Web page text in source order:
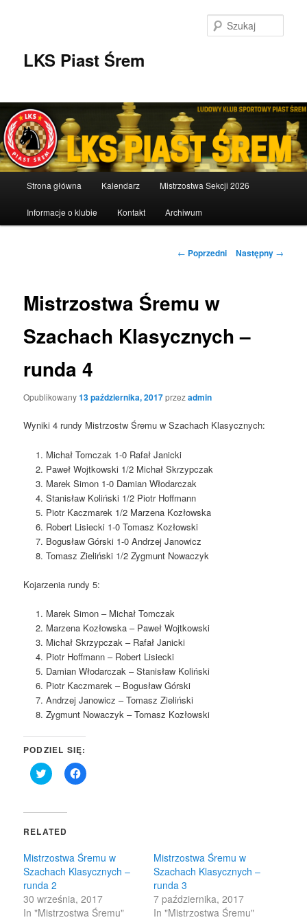
LKS Piast Śrem
Strona główna Kalendarz Mistrzostwa Sekcji 2026
Informacje o klubie Kontakt Archiwum
Nawigacja
← Poprzedni Następny →
Mistrzostwa Śremu w
Szachach Klasycznych –
runda 4
Opublikowany13 października, 2017przezadmin
Wyniki 4 rundy Mistrzostw Śremu w Szachach Klasycznych:
Michał Tomczak 1-0 Rafał Janicki
Paweł Wojtkowski 1/2 Michał Skrzypczak
Marek Simon 1-0 Damian Włodarczak
Stanisław Koliński 1/2 Piotr Hoffmann
Piotr Kaczmarek 1/2 Marzena Kozłowska
Robert Lisiecki 1-0 Tomasz Kozłowski
Bogusław Górski 1-0 Andrzej Janowicz
Tomasz Zieliński 1/2 Zygmunt Nowaczyk
Kojarzenia rundy 5:
Marek Simon – Michał Tomczak
Marzena Kozłowska – Paweł Wojtkowski
Michał Skrzypczak – Rafał Janicki
Piotr Hoffmann – Robert Lisiecki
Damian Włodarczak – Stanisław Koliński
Piotr Kaczmarek – Bogusław Górski
Andrzej Janowicz – Tomasz Zieliński
Zygmunt Nowaczyk – Tomasz Kozłowski
PODZIEL SIĘ:
Click
to
(Opens
new
Click
to
RELATED
Mistrzostwa Śremu w
Szachach Klasycznych –
runda 2
30 września, 2017
In "Mistrzostwa Śremu"
Mistrzostwa Śremu w
Szachach Klasycznych –
runda 3
7 października, 2017
In "Mistrzostwa Śremu"